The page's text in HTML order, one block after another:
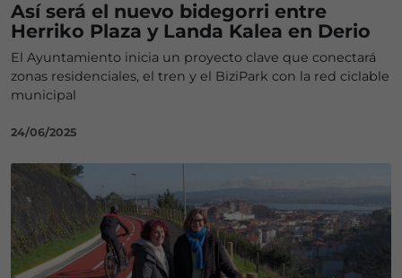
Así será el nuevo bidegorri entre
Herriko Plaza y Landa Kalea en Derio
El Ayuntamiento inicia un proyecto clave que conectará
zonas residenciales, el tren y el BiziPark con la red ciclable
municipal
24/06/2025